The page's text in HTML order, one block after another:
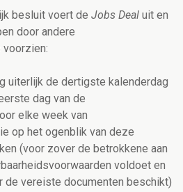
besluit voert de Jobs Deal uit en
door andere
uiterlijk de dertigste kalenderdag
dag van de
elke week van
op het ogenblik van deze
(voor zover de betrokkene aan
voldoet en
de vereiste documenten beschikt)